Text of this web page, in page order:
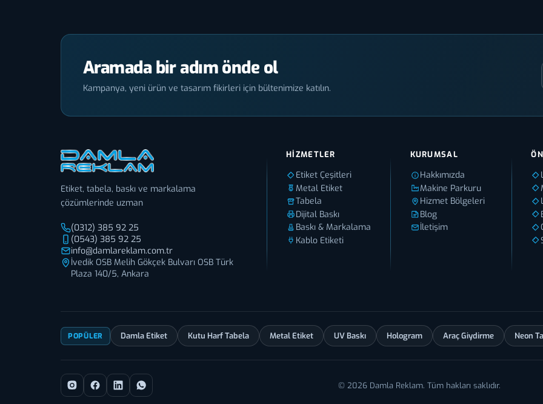
Aramada bir adım önde ol
Kampanya, yeni ürün ve tasarım fikirleri için bültenimize katılın.
Etiket, tabela, baskı ve markalama
çözümlerinde uzman
(0312) 385 92 25
(0543) 385 92 25
info@damlareklam.com.tr
İvedik OSB Melih Gökçek Bulvarı OSB Türk
Plaza 140/5, Ankara
HIZMETLER
Etiket Çeşitleri
Metal Etiket
Tabela
Dijital Baskı
Baskı & Markalama
Kablo Etiketi
KURUMSAL
Hakkımızda
Makine Parkuru
Hizmet Bölgeleri
Blog
İletişim
POPÜLER Damla Etiket Kutu Harf Tabela Metal Etiket UV Baskı Hologram Araç Giydirme Neon
© 2026 Damla Reklam. Tüm hakları saklıdır.